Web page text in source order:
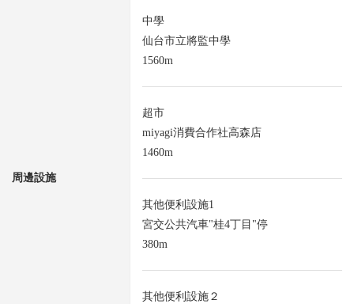
周邊設施
中學
仙台市立將監中學
1560m
超市
miyagi消費合作社高森店
1460m
其他便利設施1
宮交公共汽車"桂4丁目"停
380m
其他便利設施２